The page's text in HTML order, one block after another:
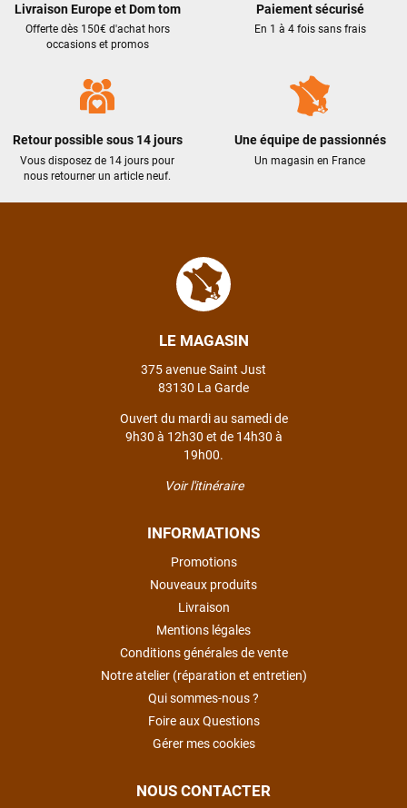
Livraison Europe et Dom tom
Offerte dès 150€ d'achat hors
occasions et promos
Paiement sécurisé
En 1 à 4 fois sans frais
Retour possible sous 14 jours
Vous disposez de 14 jours pour
nous retourner un article neuf.
Une équipe de passionnés
Un magasin en France
LE MAGASIN
375 avenue Saint Just
83130 La Garde
Ouvert du mardi au samedi de
9h30 à 12h30 et de 14h30 à
19h00.
Voir l'itinéraire
INFORMATIONS
Promotions
Nouveaux produits
Livraison
Mentions légales
Conditions générales de vente
Notre atelier (réparation et entretien)
Qui sommes-nous ?
Foire aux Questions
Gérer mes cookies
NOUS CONTACTER